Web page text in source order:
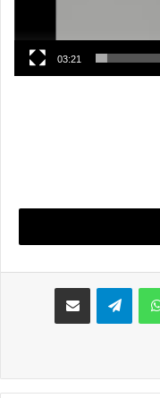
03:21
واتساب تيلقرام مشاركة عبر البريد